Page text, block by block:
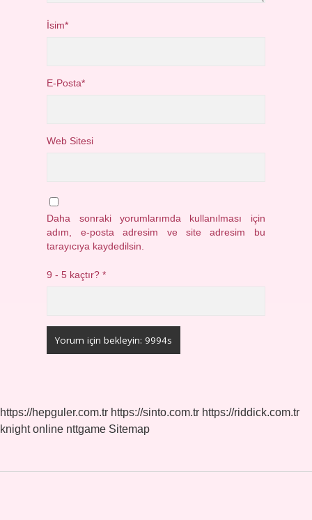
İsim*
E-Posta*
Web Sitesi
Daha sonraki yorumlarımda kullanılması için
adım, e-posta adresim ve site adresim bu
tarayıcıya kaydedilsin.
9 - 5 kaçtır?*
https://hepguler.com.tr https://sinto.com.tr https://riddick.com.tr
knight online nttgame Sitemap